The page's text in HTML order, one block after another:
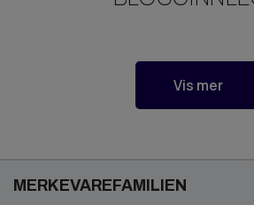
Vis mer
MERKEVAREFAMILIEN